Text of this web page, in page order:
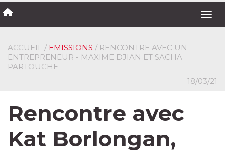
ACCUEIL / EMISSIONS / RENCONTRE AVEC UN
ENTREPRENEUR - MAXIME DJIAN ET SACHA
PARTOUCHE
18/03/21
Rencontre avec
Kat Borlongan,